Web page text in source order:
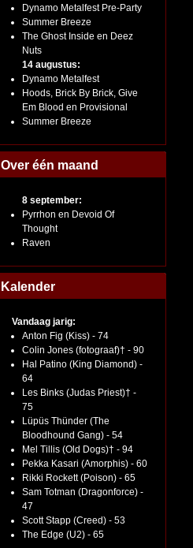
Dynamo Metalfest Pre-Party
Summer Breeze
The Ghost Inside en Deez
Nuts
14 augustus:
Dynamo Metalfest
Hoods, Brick By Brick, Give
Em Blood en Provisional
Summer Breeze
Over één maand
8 september:
Pyrrhon en Devoid Of
Thought
Raven
Kalender
Vandaag jarig:
Anton Fig (Kiss) - 74
Colin Jones (fotograaf)† - 90
Hal Patino (King Diamond) -
64
Les Binks (Judas Priest)† -
75
Lüpüs Thünder (The
Bloodhound Gang) - 54
Mel Tillis (Old Dogs)† - 94
Pekka Kasari (Amorphis) - 60
Rikki Rockett (Poison) - 65
Sam Totman (Dragonforce) -
47
Scott Stapp (Creed) - 53
The Edge (U2) - 65